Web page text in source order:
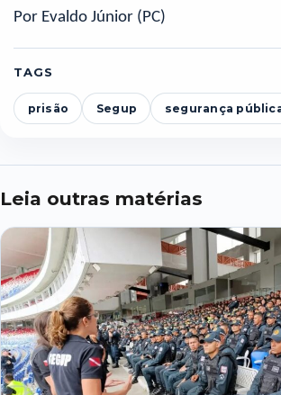
Por Evaldo Júnior (PC)
TAGS
prisão Segup segurança
Leia outras matérias